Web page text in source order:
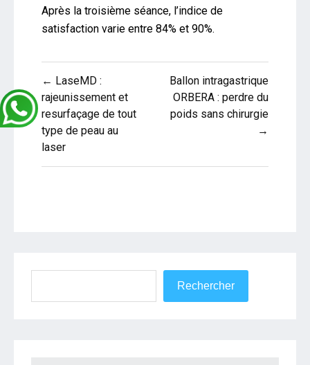
Après la troisième séance, l’indice de
satisfaction varie entre 84% et 90%.
Navigation
de
l’article
← LaseMD :
rajeunissement et
resurfaçage de tout
type de peau au
laser
Ballon intragastrique
ORBERA : perdre du
poids sans chirurgie
→
Rechercher